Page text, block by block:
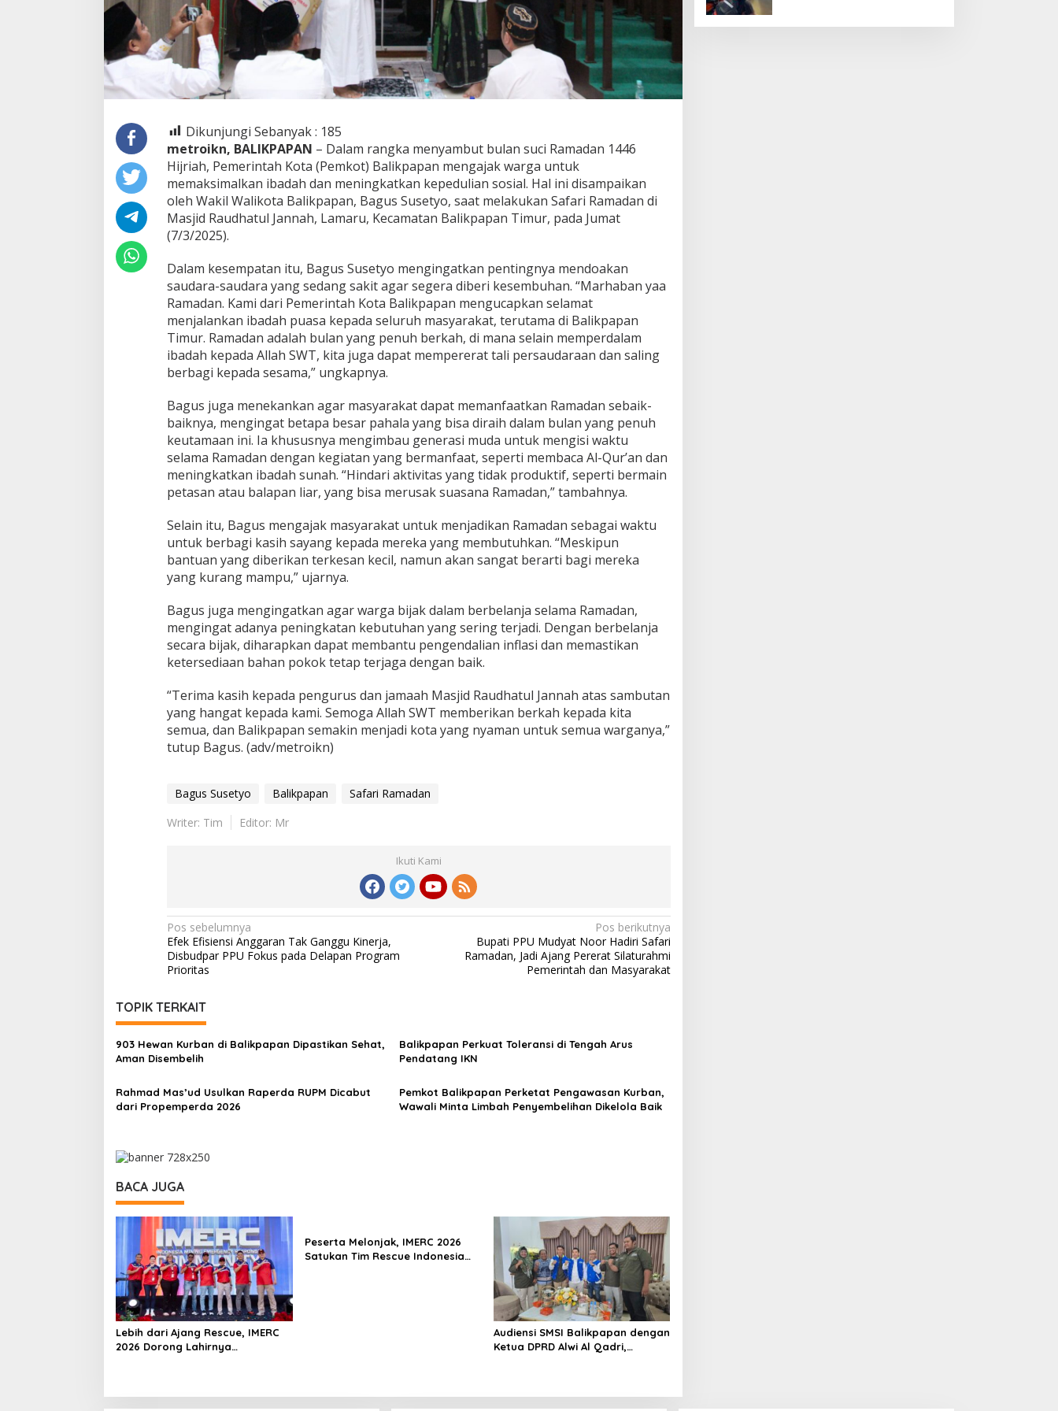
Dikunjungi Sebanyak : 185
metroikn, BALIKPAPAN – Dalam rangka menyambut bulan suci Ramadan 1446
Hijriah, Pemerintah Kota (Pemkot) Balikpapan mengajak warga untuk
memaksimalkan ibadah dan meningkatkan kepedulian sosial. Hal ini disampaikan
oleh Wakil Walikota Balikpapan, Bagus Susetyo, saat melakukan Safari Ramadan di
Masjid Raudhatul Jannah, Lamaru, Kecamatan Balikpapan Timur, pada Jumat
(7/3/2025).
Dalam kesempatan itu, Bagus Susetyo mengingatkan pentingnya mendoakan
saudara-saudara yang sedang sakit agar segera diberi kesembuhan. “Marhaban yaa
Ramadan. Kami dari Pemerintah Kota Balikpapan mengucapkan selamat
menjalankan ibadah puasa kepada seluruh masyarakat, terutama di Balikpapan
Timur. Ramadan adalah bulan yang penuh berkah, di mana selain memperdalam
ibadah kepada Allah SWT, kita juga dapat mempererat tali persaudaraan dan saling
berbagi kepada sesama,” ungkapnya.
Bagus juga menekankan agar masyarakat dapat memanfaatkan Ramadan sebaik-
baiknya, mengingat betapa besar pahala yang bisa diraih dalam bulan yang penuh
keutamaan ini. Ia khususnya mengimbau generasi muda untuk mengisi waktu
selama Ramadan dengan kegiatan yang bermanfaat, seperti membaca Al-Qur’an dan
meningkatkan ibadah sunah. “Hindari aktivitas yang tidak produktif, seperti bermain
petasan atau balapan liar, yang bisa merusak suasana Ramadan,” tambahnya.
Selain itu, Bagus mengajak masyarakat untuk menjadikan Ramadan sebagai waktu
untuk berbagi kasih sayang kepada mereka yang membutuhkan. “Meskipun
bantuan yang diberikan terkesan kecil, namun akan sangat berarti bagi mereka
yang kurang mampu,” ujarnya.
Bagus juga mengingatkan agar warga bijak dalam berbelanja selama Ramadan,
mengingat adanya peningkatan kebutuhan yang sering terjadi. Dengan berbelanja
secara bijak, diharapkan dapat membantu pengendalian inflasi dan memastikan
ketersediaan bahan pokok tetap terjaga dengan baik.
“Terima kasih kepada pengurus dan jamaah Masjid Raudhatul Jannah atas sambutan
yang hangat kepada kami. Semoga Allah SWT memberikan berkah kepada kita
semua, dan Balikpapan semakin menjadi kota yang nyaman untuk semua warganya,”
tutup Bagus. (adv/metroikn)
Bagus Susetyo Balikpapan
Safari Ramadan
Writer: Tim
Editor: Mr
Ikuti Kami
Navigasi
pos
Pos sebelumnya
Efek Efisiensi Anggaran Tak Ganggu Kinerja,
Disbudpar PPU Fokus pada Delapan Program
Prioritas
Pos berikutnya
Bupati PPU Mudyat Noor Hadiri Safari
Ramadan, Jadi Ajang Pererat Silaturahmi
Pemerintah dan Masyarakat
TOPIK TERKAIT
903 Hewan Kurban di Balikpapan Dipastikan Sehat,
Aman Disembelih
Balikpapan Perkuat Toleransi di Tengah Arus
Pendatang IKN
Rahmad Mas’ud Usulkan Raperda RUPM Dicabut
dari Propemperda 2026
Pemkot Balikpapan Perketat Pengawasan Kurban,
Wawali Minta Limbah Penyembelihan Dikelola Baik
BACA JUGA
Lebih dari Ajang Rescue, IMERC
2026 Dorong Lahirnya
Peserta Melonjak, IMERC 2026
Satukan Tim Rescue Indonesia
Audiensi SMSI Balikpapan dengan
Ketua DPRD Alwi Al Qadri,